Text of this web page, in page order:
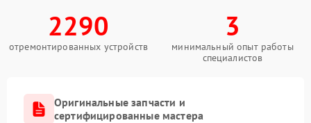
2290
отремонтированных устройств
3
минимальный опыт работы
специалистов
Оригинальные запчасти и
сертифицированные мастера